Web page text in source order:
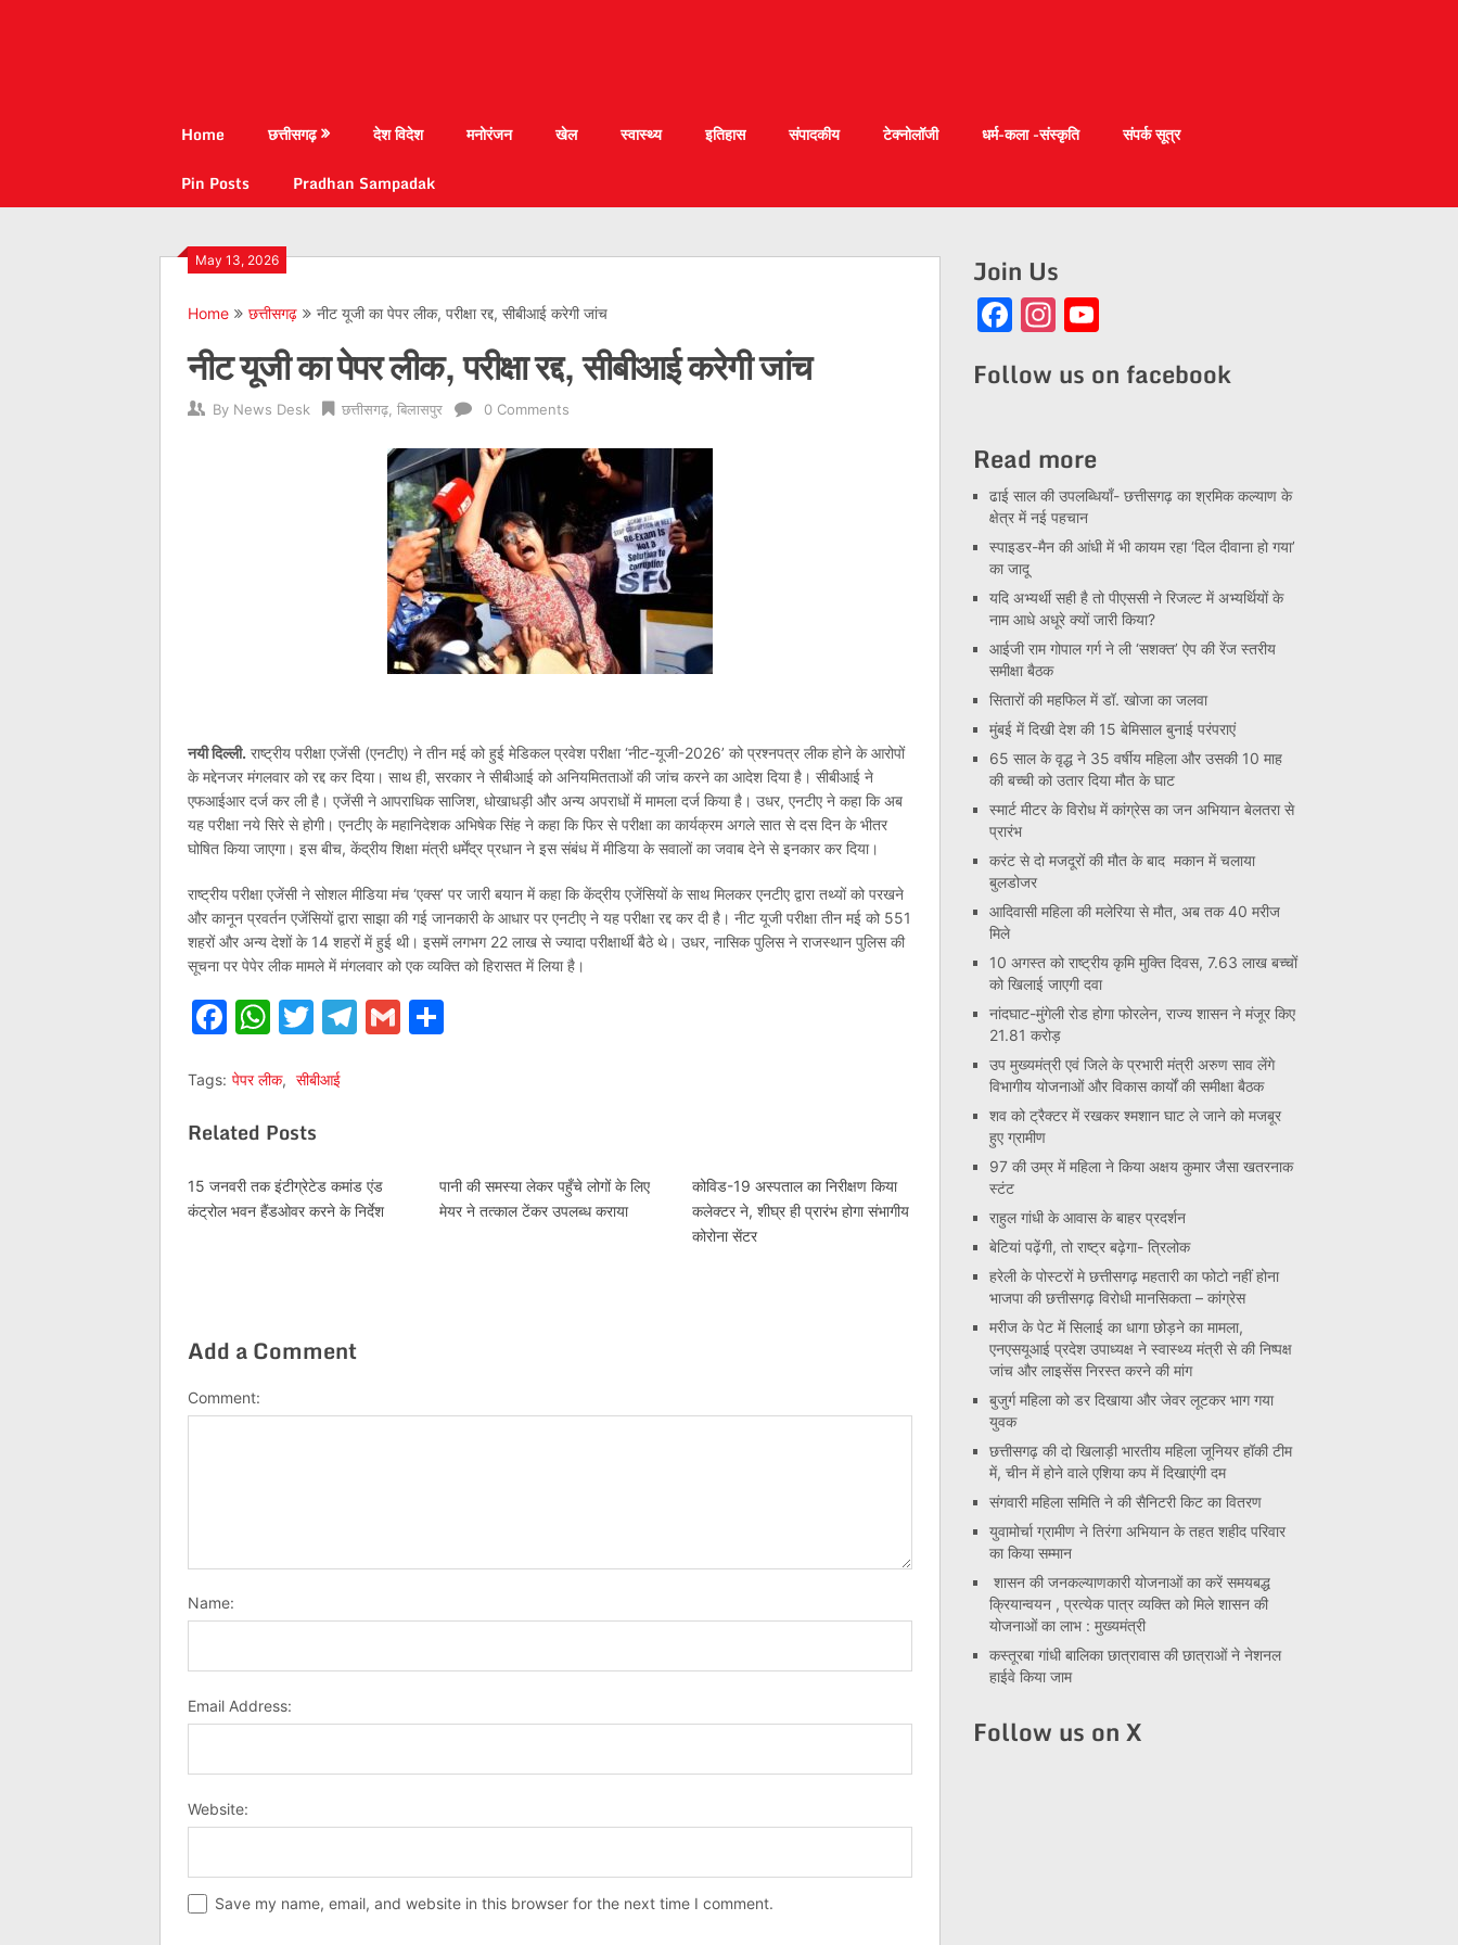
Home छत्तीसगढ़ देश विदेश मनोरंजन खेल स्वास्थ्य इतिहास संपादकीय टेक्नोलॉजी धर्म-कला -संस्कृति
संपर्क सूत्र
Pin Posts
Pradhan Sampadak
May 13, 2026
Home छत्तीसगढ़ नीट यूजी का पेपर लीक, परीक्षा रद्द, सीबीआई करेगी जांच
नीट यूजी का पेपर लीक, परीक्षा रद्द, सीबीआई करेगी जांच
By News Desk छत्तीसगढ़ बिलासपुर 0 Comments
नयी दिल्ली. राष्ट्रीय परीक्षा एजेंसी (एनटीए) ने तीन मई को हुई मेडिकल प्रवेश परीक्षा ‘नीट-यूजी-2026’ को प्रश्नपत्र लीक होने के आरोपों
के मद्देनजर मंगलवार को रद्द कर दिया। साथ ही, सरकार ने सीबीआई को अनियमितताओं की जांच करने का आदेश दिया है। सीबीआई ने
एफआईआर दर्ज कर ली है। एजेंसी ने आपराधिक साजिश, धोखाधड़ी और अन्य अपराधों में मामला दर्ज किया है। उधर, एनटीए ने कहा कि अब
यह परीक्षा नये सिरे से होगी। एनटीए के महानिदेशक अभिषेक सिंह ने कहा कि फिर से परीक्षा का कार्यक्रम अगले सात से दस दिन के भीतर
घोषित किया जाएगा। इस बीच, केंद्रीय शिक्षा मंत्री धर्मेंद्र प्रधान ने इस संबंध में मीडिया के सवालों का जवाब देने से इनकार कर दिया।
राष्ट्रीय परीक्षा एजेंसी ने सोशल मीडिया मंच ‘एक्स’ पर जारी बयान में कहा कि केंद्रीय एजेंसियों के साथ मिलकर एनटीए द्वारा तथ्यों को परखने
और कानून प्रवर्तन एजेंसियों द्वारा साझा की गई जानकारी के आधार पर एनटीए ने यह परीक्षा रद्द कर दी है। नीट यूजी परीक्षा तीन मई को 551
शहरों और अन्य देशों के 14 शहरों में हुई थी। इसमें लगभग 22 लाख से ज्यादा परीक्षार्थी बैठे थे। उधर, नासिक पुलिस ने राजस्थान पुलिस की
सूचना पर पेपेर लीक मामले में मंगलवार को एक व्यक्ति को हिरासत में लिया है।
Facebook
WhatsApp
Twitter
Telegram
Gmail
Tags: पेपर लीक, सीबीआई
Related Posts
15 जनवरी तक इंटीग्रेटेड कमांड एंड
कंट्रोल भवन हैंडओवर करने के निर्देश
पानी की समस्या लेकर पहुँचे लोगों के लिए
मेयर ने तत्काल टेंकर उपलब्ध कराया
कोविड-19 अस्पताल का निरीक्षण किया
कलेक्टर ने, शीघ्र ही प्रारंभ होगा संभागीय
कोरोना सेंटर
Add a Comment
Comment:
Name:
Email Address:
Website:
Save my name, email, and website in this browser for the next time I comment.
Join Us
Facebook
Instagram
Follow us on facebook
Read more
ढाई साल की उपलब्धियाँ- छत्तीसगढ़ का श्रमिक कल्याण के
क्षेत्र में नई पहचान
स्पाइडर-मैन की आंधी में भी कायम रहा ‘दिल दीवाना हो गया’
का जादू
यदि अभ्यर्थी सही है तो पीएससी ने रिजल्ट में अभ्यर्थियों के
नाम आधे अधूरे क्यों जारी किया?
आईजी राम गोपाल गर्ग ने ली ‘सशक्त’ ऐप की रेंज स्तरीय
समीक्षा बैठक
सितारों की महफिल में डॉ. खोजा का जलवा
मुंबई में दिखी देश की 15 बेमिसाल बुनाई परंपराएं
65 साल के वृद्ध ने 35 वर्षीय महिला और उसकी 10 माह
की बच्ची को उतार दिया मौत के घाट
स्मार्ट मीटर के विरोध में कांग्रेस का जन अभियान बेलतरा से
प्रारंभ
करंट से दो मजदूरों की मौत के बाद मकान में चलाया
बुलडोजर
आदिवासी महिला की मलेरिया से मौत, अब तक 40 मरीज
मिले
10 अगस्त को राष्ट्रीय कृमि मुक्ति दिवस, 7.63 लाख बच्चों
को खिलाई जाएगी दवा
नांदघाट-मुंगेली रोड होगा फोरलेन, राज्य शासन ने मंजूर किए
21.81 करोड़
उप मुख्यमंत्री एवं जिले के प्रभारी मंत्री अरुण साव लेंगे
विभागीय योजनाओं और विकास कार्यों की समीक्षा बैठक
शव को ट्रैक्टर में रखकर श्मशान घाट ले जाने को मजबूर
हुए ग्रामीण
97 की उम्र में महिला ने किया अक्षय कुमार जैसा खतरनाक
स्टंट
राहुल गांधी के आवास के बाहर प्रदर्शन
बेटियां पढ़ेंगी, तो राष्ट्र बढ़ेगा- त्रिलोक
हरेली के पोस्टरों मे छत्तीसगढ़ महतारी का फोटो नहीं होना
भाजपा की छत्तीसगढ़ विरोधी मानसिकता – कांग्रेस
मरीज के पेट में सिलाई का धागा छोड़ने का मामला,
एनएसयूआई प्रदेश उपाध्यक्ष ने स्वास्थ्य मंत्री से की निष्पक्ष
जांच और लाइसेंस निरस्त करने की मांग
बुजुर्ग महिला को डर दिखाया और जेवर लूटकर भाग गया
युवक
छत्तीसगढ़ की दो खिलाड़ी भारतीय महिला जूनियर हॉकी टीम
में, चीन में होने वाले एशिया कप में दिखाएंगी दम
संगवारी महिला समिति ने की सैनिटरी किट का वितरण
युवामोर्चा ग्रामीण ने तिरंगा अभियान के तहत शहीद परिवार
का किया सम्मान
शासन की जनकल्याणकारी योजनाओं का करें समयबद्ध
क्रियान्वयन , प्रत्येक पात्र व्यक्ति को मिले शासन की
योजनाओं का लाभ : मुख्यमंत्री
कस्तूरबा गांधी बालिका छात्रावास की छात्राओं ने नेशनल
हाईवे किया जाम
Follow us on X